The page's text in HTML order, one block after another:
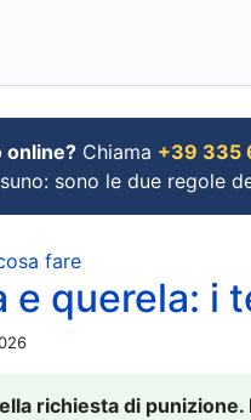
online? Chiama +39 335
sono le due regole
fare
querela: i
richiesta di